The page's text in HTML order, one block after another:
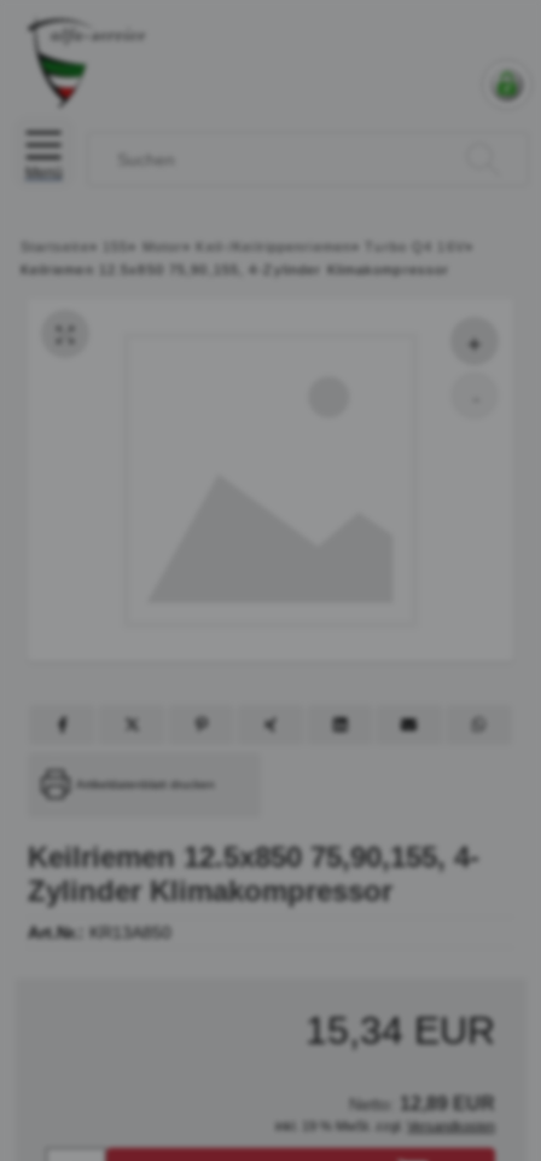
Menü
Startseite » » » Keil-/Keilrippenriemen »
»
Keilriemen 12.5x850 75,90,155, 4-Zylinder Klimakompressor
Artikeldatenblatt drucken
Keilriemen 12.5x850 75,90,155, 4-
Zylinder Klimakompressor
Art.Nr.: KR13A850
15,34 EUR
Netto: 12,89 EUR
inkl. 19 % MwSt. zzgl. Versandkosten